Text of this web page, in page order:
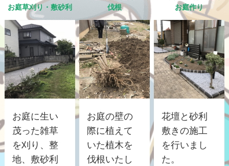
お庭草刈り・敷砂利
お庭に生い
茂った雑草
を刈り、整
地、敷砂利
伐根
お庭の壁の
際に植えて
いた植木を
伐根いたし
お庭作り
花壇と砂利
敷きの施工
を行いまし
た。